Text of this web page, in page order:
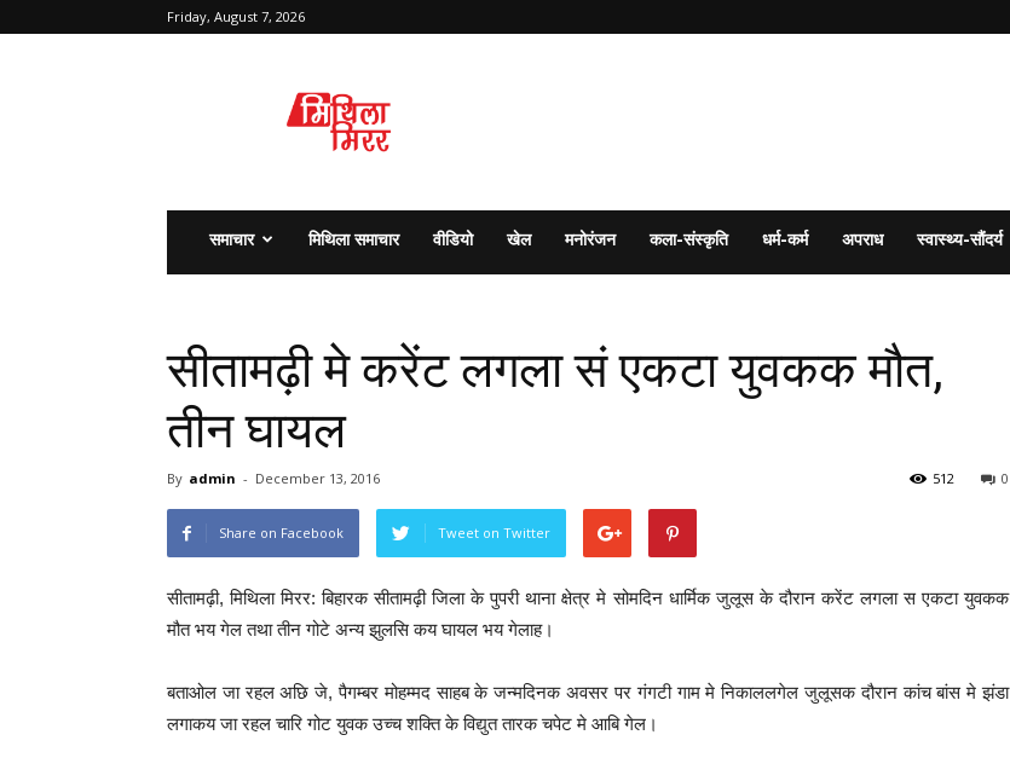
Friday, August 7, 2026
समाचार मिथिला समाचार वीडियो खेल मनोरंजन कला-संस्कृति धर्म-कर्म अपराध स्वास्थ्य-सौंदर्य
सीतामढ़ी मे करेंट लगला सं एकटा युवकक मौत,
तीन घायल
By admin - December 13, 2016 0
512
Share on Facebook Tweet on Twitter
सीतामढ़ी, मिथिला मिरर: बिहारक सीतामढ़ी जिला के पुपरी थाना क्षेत्र मे सोमदिन धार्मिक जुलूस के दौरान करेंट लगला स एकटा युवकक
मौत भय गेल तथा तीन गोटे अन्य झुलसि कय घायल भय गेलाह।
बताओल जा रहल अछि जे, पैगम्बर मोहम्मद साहब के जन्मदिनक अवसर पर गंगटी गाम मे निकाललगेल जुलूसक दौरान कांच बांस मे झंडा
लगाकय जा रहल चारि गोट युवक उच्च शक्ति के विद्युत तारक चपेट मे आबि गेल।